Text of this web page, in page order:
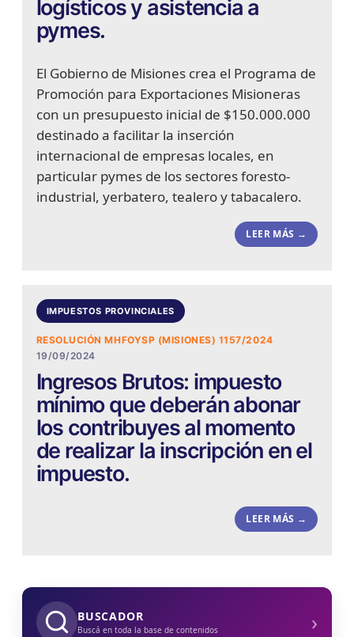
logísticos y asistencia a
pymes.
El Gobierno de Misiones crea el Programa de
Promoción para Exportaciones Misioneras
con un presupuesto inicial de $150.000.000
destinado a facilitar la inserción
internacional de empresas locales, en
particular pymes de los sectores foresto-
industrial, yerbatero, tealero y tabacalero.
LEER MÁS →
IMPUESTOS PROVINCIALES
RESOLUCIÓN MHFOYSP (MISIONES) 1157/2024
19/09/2024
Ingresos Brutos: impuesto
mínimo que deberán abonar
los contribuyes al momento
de realizar la inscripción en el
impuesto.
LEER MÁS →
BUSCADOR
Buscá en toda la base de contenidos ›